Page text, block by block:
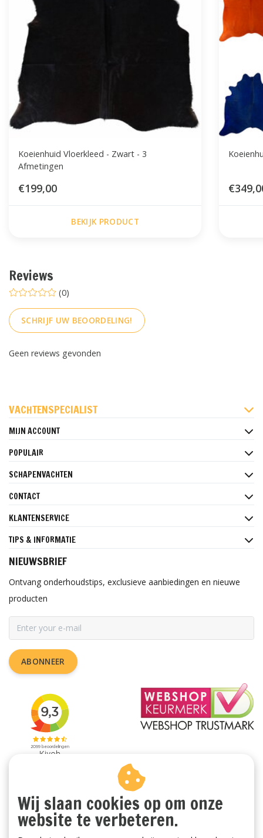
Koeienhuid Vloerkleed - Zwart - 3
Afmetingen
€199,00
BEKIJK PRODUCT
Reviews
(0)
SCHRIJF UW BEOORDELING!
Geen reviews gevonden
VACHTENSPECIALIST
MIJN ACCOUNT
POPULAIR
SCHAPENVACHTEN
CONTACT
KLANTENSERVICE
TIPS & INFORMATIE
NIEUWSBRIEF
Ontvang onderhoudstips, exclusieve aanbiedingen en nieuwe
producten
ABONNEER
Wij slaan cookies op om onze
website te verbeteren.